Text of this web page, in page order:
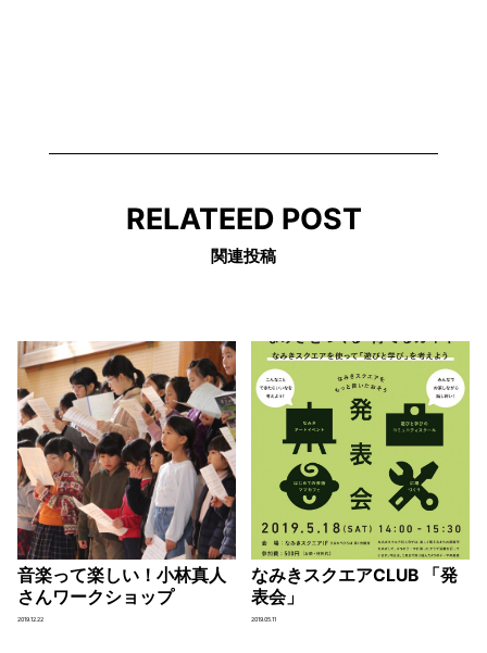
RELATEED POST
関連投稿
音楽って楽しい！小林真人
さんワークショップ
2019.12.22
なみきスクエアCLUB 「発
表会」
2019.05.11